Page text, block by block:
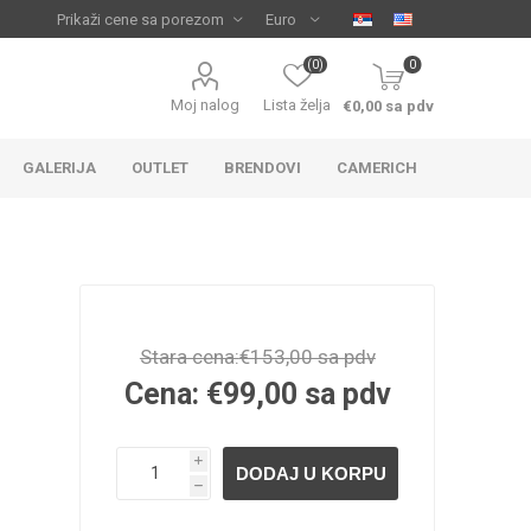
Moj nalog Lista želja
(0) 0
€0,00 sa pdv
GALERIJA OUTLET BRENDOVI CAMERICH
Stara cena:€153,00 sa pdv
Cena: €99,00 sa pdv
i
h